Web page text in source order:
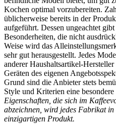
Kochen optimal vorzubereiten.
üblicherweise bereits in der
aufgeführt. Dessen ungeachtet
Besonderheiten, die nicht
Weise wird das
sehr gut herausgestellt. Jedes
anderer Haushaltsartikel-
Geräten des eigenen
Grund sind die Anbieter stets
Style und Kriterien eine
Eigenschaften, die sich im
abzeichnen, wird jedes Fabrikat
einzigartigen Produkt.